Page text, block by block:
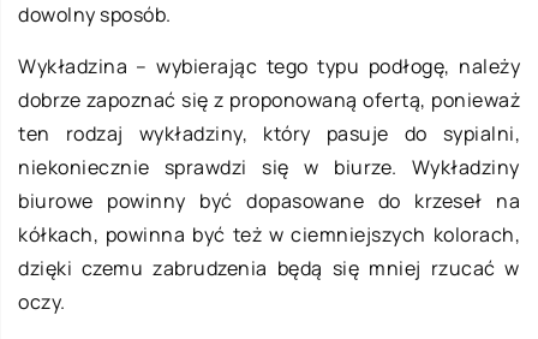
dowolny sposób.
Wykładzina – wybierając tego typu podłogę, należy
dobrze zapoznać się z proponowaną ofertą, ponieważ
ten rodzaj wykładziny, który pasuje do sypialni,
niekoniecznie sprawdzi się w biurze. Wykładziny
biurowe powinny być dopasowane do krzeseł na
kółkach, powinna być też w ciemniejszych kolorach,
dzięki czemu zabrudzenia będą się mniej rzucać w
oczy.